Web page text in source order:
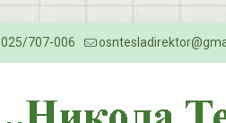
025/707-006